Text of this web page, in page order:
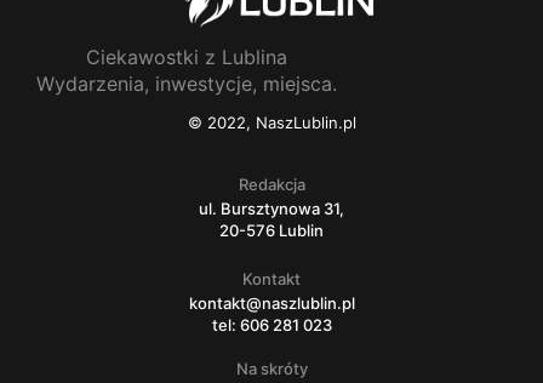
Ciekawostki z Lublina
Wydarzenia, inwestycje, miejsca.
© 2022, NaszLublin.pl
Redakcja
ul. Bursztynowa 31,
20-576 Lublin
Kontakt
kontakt@naszlublin.pl
tel: 606 281 023
Na skróty